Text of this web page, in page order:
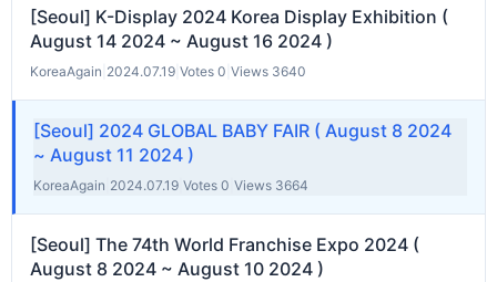
[Seoul] K-Display 2024 Korea Display Exhibition (
August 14 2024 ~ August 16 2024 )
KoreaAgain 2024.07.19 Votes 0 Views 3640
[Seoul] 2024 GLOBAL BABY FAIR ( August 8 2024
~ August 11 2024 )
KoreaAgain 2024.07.19 Votes 0 Views 3664
[Seoul] The 74th World Franchise Expo 2024 (
August 8 2024 ~ August 10 2024 )